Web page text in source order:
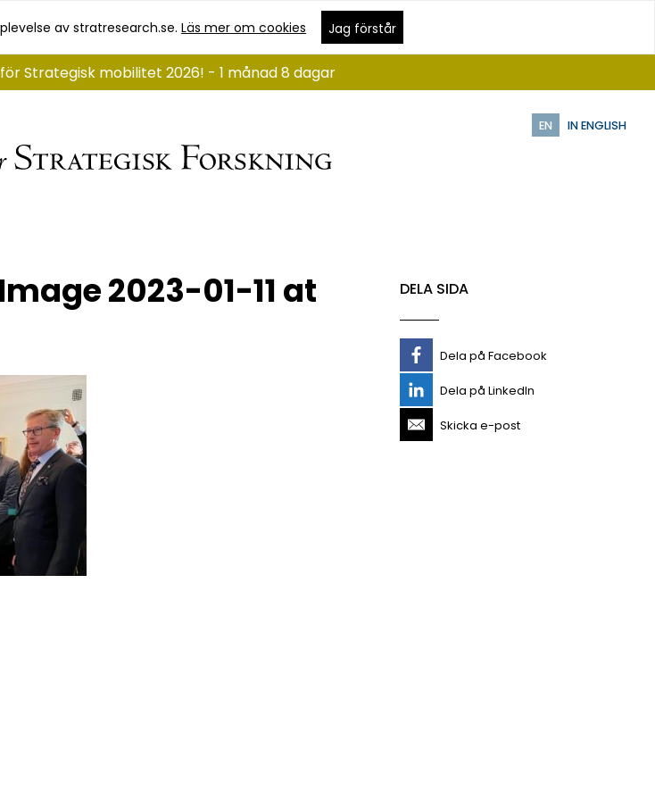
av stratresearch.se.Läs mer om cookies Jag förstår
EN IN ENGLISH
Strategisk mobilitet 2026! - 1 månad 8 dagar
2023-01-11 at
DELA SIDA
Dela på Facebook
Dela på LinkedIn
Skicka e-post